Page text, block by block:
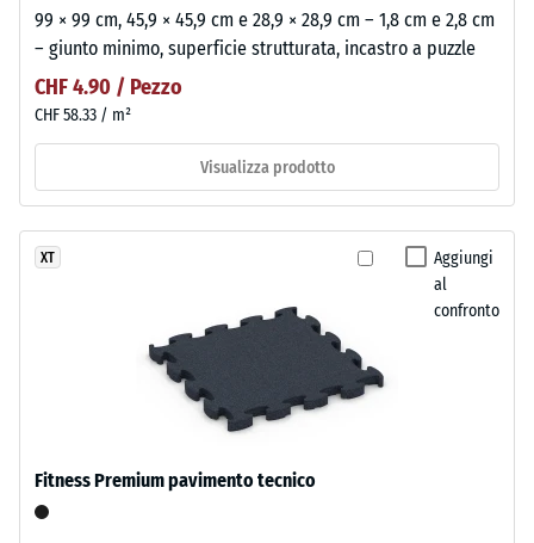
99 × 99 cm, 45,9 × 45,9 cm e 28,9 × 28,9 cm – 1,8 cm e 2,8 cm
– giunto minimo, superficie strutturata, incastro a puzzle
CHF 4.90 / Pezzo
CHF 58.33 / m²
Visualizza prodotto
Aggiungi
al
confronto
XT
Fitness Premium pavimento tecnico